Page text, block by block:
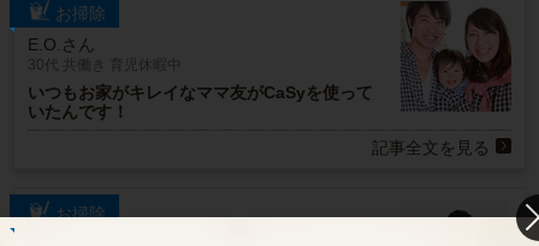
お掃除
E.O.さん
30代 共働き 育児休暇中
いつもお家がキレイなママ友がCaSyを使って
いたんです！
記事全文を見る
お掃除